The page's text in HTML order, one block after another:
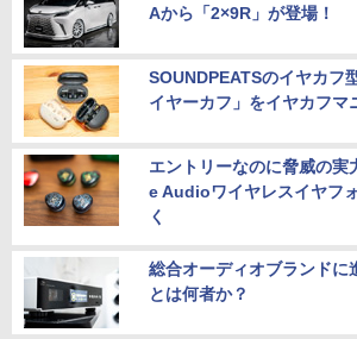
Aから「2×9R」が登場！
SOUNDPEATSのイヤカフ
イヤーカフ」をイヤカフマ
エントリーなのに脅威の
e Audioワイヤレスイヤフ
く
総合オーディオブランドに
とは何者か？